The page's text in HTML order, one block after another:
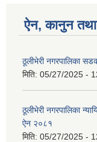
ऐन, कानुन तथा
ठूलीभेरी नगरपालिका
मिति: 05/27/2025 -
ठूलीभेरी नगरपालिका
ऐन २०८१
मिति: 05/27/2025 -